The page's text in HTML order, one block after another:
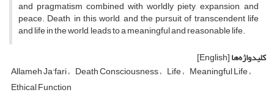
and pragmatism combined with worldly piety, expansion, and
peace. Death, in this world, and the pursuit of transcendent life
and life in the world, leads to a meaningful and reasonable life.
کلیدواژه‌ها[English]
Allameh Ja'fari Death Consciousness Life Meaningful Life
Ethical Function